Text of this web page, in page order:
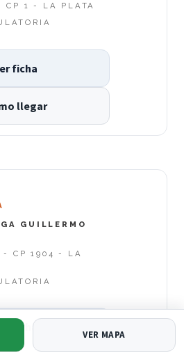
CP 1 - LA PLATA
ficha
llegar
GUILLERMO
- CP 1904 - LA
Ver ficha
VER MAPA